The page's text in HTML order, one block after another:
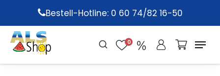
main
content
Bestell-Hotline: 0 60 74/82 16-50
0